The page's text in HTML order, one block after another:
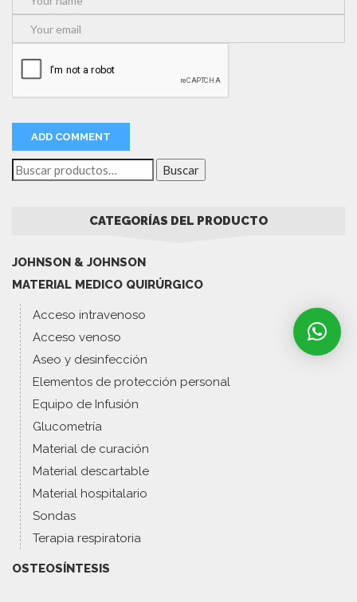
Buscar
CATEGORÍAS DEL PRODUCTO
JOHNSON & JOHNSON
MATERIAL MEDICO QUIRÚRGICO
Acceso intravenoso
Acceso venoso
Aseo y desinfección
Elementos de protección personal
Equipo de Infusión
Glucometría
Material de curación
Material descartable
Material hospitalario
Sondas
Terapia respiratoria
OSTEOSÍNTESIS